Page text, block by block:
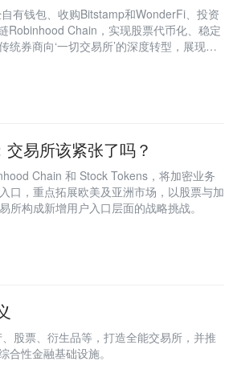
有钱包、收购Bitstamp和WonderFi、投资
Robinhood Chain，实现股票代币化、稳定
券商向‘一切交易所’的深度转型，展现传
易所该紧张了吗？
Chain 和 Stock Tokens，将加密业务
口，重点拓展欧美及亚洲市场，以股票与加
构成新增用户入口层面的战略挑战。
股票、衍生品等，打造全能交易所，并推
合性金融基础设施。